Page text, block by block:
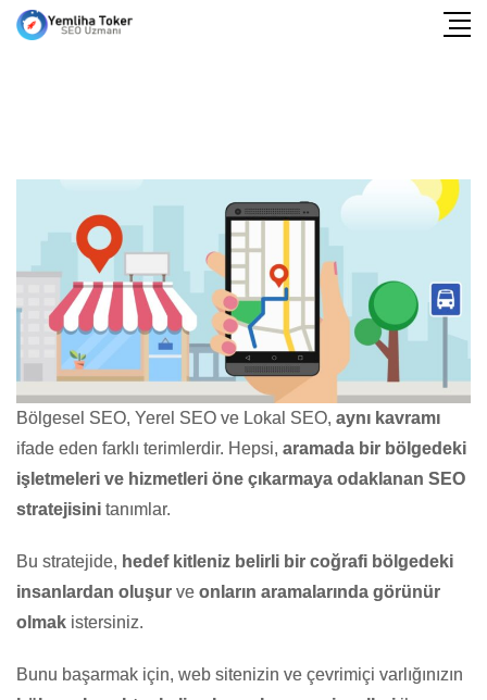
Bölgesel SEO, Yerel SEO ve Lokal SEO, aynı kavramı
ifade eden farklı terimlerdir. Hepsi, aramada bir bölgedeki
işletmeleri ve hizmetleri öne çıkarmaya odaklanan SEO
stratejisini tanımlar.
Bu stratejide, hedef kitleniz belirli bir coğrafi bölgedeki
insanlardan oluşur ve onların aramalarında görünür
olmak istersiniz.
Bunu başarmak için, web sitenizin ve çevrimiçi varlığınızın